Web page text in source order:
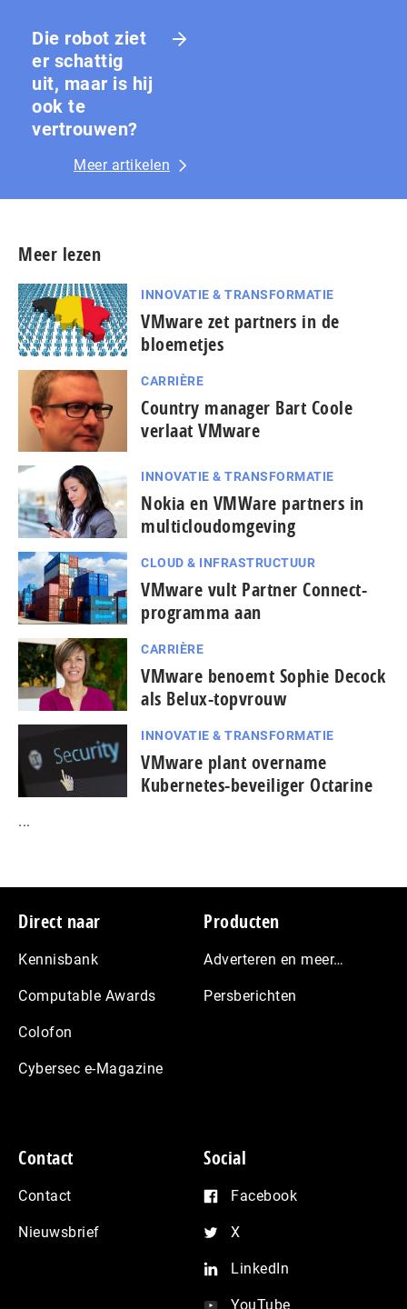
Die robot ziet
er schattig
uit, maar is hij
ook te
vertrouwen?
Meer artikelen
Meer lezen
INNOVATIE & TRANSFORMATIE
VMware zet partners in de
bloemetjes
CARRIÈRE
Country manager Bart Coole
verlaat VMware
INNOVATIE & TRANSFORMATIE
Nokia en VMWare partners in
multicloudomgeving
CLOUD & INFRASTRUCTUUR
VMware vult Partner Connect-
programma aan
CARRIÈRE
VMware benoemt Sophie Decock
als Belux-topvrouw
INNOVATIE & TRANSFORMATIE
VMware plant overname
Kubernetes-beveiliger Octarine
...
Footer
Direct naar
Kennisbank
Computable Awards
Colofon
Cybersec e-Magazine
Producten
Adverteren en meer…
Persberichten
Contact
Contact
Nieuwsbrief
Social
Facebook
X
LinkedIn
YouTube